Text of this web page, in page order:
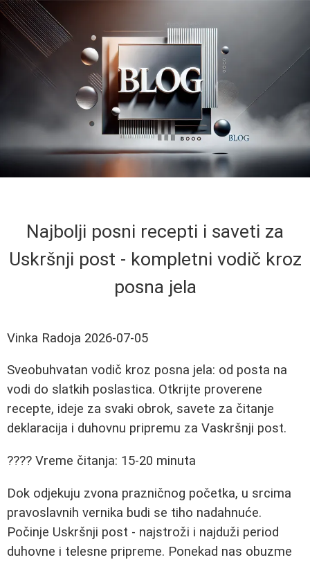
Najbolji posni recepti i saveti za
Uskršnji post - kompletni vodič kroz
posna jela
Vinka Radoja 2026-07-05
Sveobuhvatan vodič kroz posna jela: od posta na
vodi do slatkih poslastica. Otkrijte proverene
recepte, ideje za svaki obrok, savete za čitanje
deklaracija i duhovnu pripremu za Vaskršnji post.
???? Vreme čitanja: 15-20 minuta
Dok odjekuju zvona prazničnog početka, u srcima
pravoslavnih vernika budi se tiho nadahnuće.
Počinje Uskršnji post - najstroži i najduži period
duhovne i telesne pripreme. Ponekad nas obuzme